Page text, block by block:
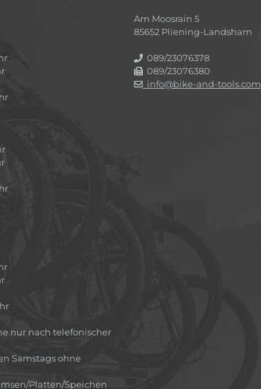
nur nach telefonischer
Samstags ohne
Platten/Speichen
Am Moosrain 5
85652 Pliening-Landsham
089/23076378
089/23076380
info@bike-and-tools.com